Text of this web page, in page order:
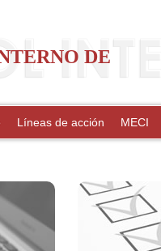
DE
Líneas de acción MECI